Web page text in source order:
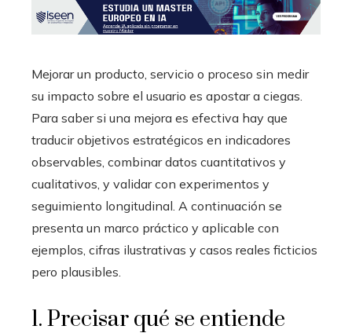
Mejorar un producto, servicio o proceso sin medir
su impacto sobre el usuario es apostar a ciegas.
Para saber si una mejora es efectiva hay que
traducir objetivos estratégicos en indicadores
observables, combinar datos cuantitativos y
cualitativos, y validar con experimentos y
seguimiento longitudinal. A continuación se
presenta un marco práctico y aplicable con
ejemplos, cifras ilustrativas y casos reales ficticios
pero plausibles.
1. Precisar qué se entiende